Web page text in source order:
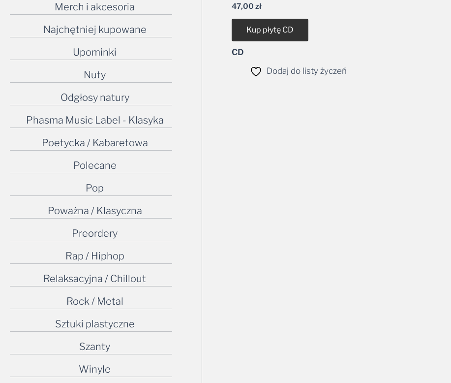
Merch i akcesoria
Najchętniej kupowane
Upominki
Nuty
Odgłosy natury
Phasma Music Label - Klasyka
Poetycka / Kabaretowa
Polecane
Pop
Poważna / Klasyczna
Preordery
Rap / Hiphop
Relaksacyjna / Chillout
Rock / Metal
Sztuki plastyczne
Szanty
Winyle
47,00zł
Kup płytę CD
CD
Dodaj do listy życzeń